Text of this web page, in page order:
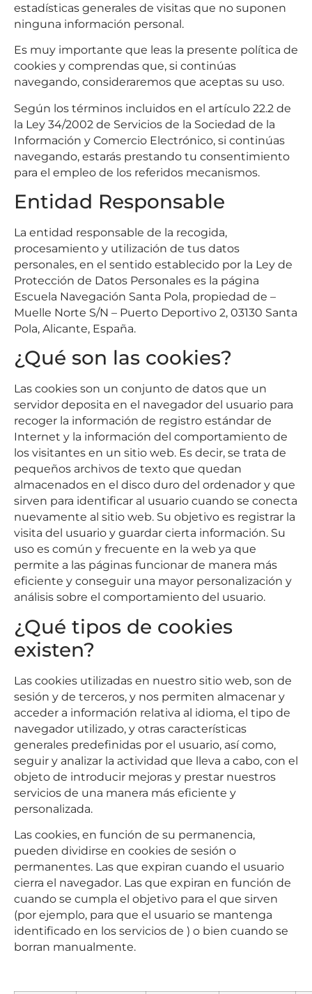
estadísticas generales de visitas que no suponen
ninguna información personal.
Es muy importante que leas la presente política de
cookies y comprendas que, si continúas
navegando, consideraremos que aceptas su uso.
Según los términos incluidos en el artículo 22.2 de
la Ley 34/2002 de Servicios de la Sociedad de la
Información y Comercio Electrónico, si continúas
navegando, estarás prestando tu consentimiento
para el empleo de los referidos mecanismos.
Entidad Responsable
La entidad responsable de la recogida,
procesamiento y utilización de tus datos
personales, en el sentido establecido por la Ley de
Protección de Datos Personales es la página
Escuela Navegación Santa Pola, propiedad de –
Muelle Norte S/N – Puerto Deportivo 2, 03130 Santa
Pola, Alicante, España.
¿Qué son las cookies?
Las cookies son un conjunto de datos que un
servidor deposita en el navegador del usuario para
recoger la información de registro estándar de
Internet y la información del comportamiento de
los visitantes en un sitio web. Es decir, se trata de
pequeños archivos de texto que quedan
almacenados en el disco duro del ordenador y que
sirven para identificar al usuario cuando se conecta
nuevamente al sitio web. Su objetivo es registrar la
visita del usuario y guardar cierta información. Su
uso es común y frecuente en la web ya que
permite a las páginas funcionar de manera más
eficiente y conseguir una mayor personalización y
análisis sobre el comportamiento del usuario.
¿Qué tipos de cookies
existen?
Las cookies utilizadas en nuestro sitio web, son de
sesión y de terceros, y nos permiten almacenar y
acceder a información relativa al idioma, el tipo de
navegador utilizado, y otras características
generales predefinidas por el usuario, así como,
seguir y analizar la actividad que lleva a cabo, con el
objeto de introducir mejoras y prestar nuestros
servicios de una manera más eficiente y
personalizada.
Las cookies, en función de su permanencia,
pueden dividirse en cookies de sesión o
permanentes. Las que expiran cuando el usuario
cierra el navegador. Las que expiran en función de
cuando se cumpla el objetivo para el que sirven
(por ejemplo, para que el usuario se mantenga
identificado en los servicios de ) o bien cuando se
borran manualmente.